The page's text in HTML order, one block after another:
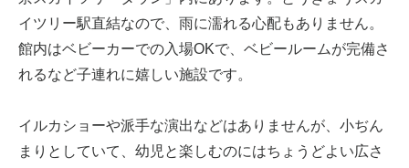
イツリー駅直結なので、雨に濡れる心配もありません。
館内はベビーカーでの入場OKで、ベビールームが完備さ
れるなど子連れに嬉しい施設です。
イルカショーや派手な演出などはありませんが、小ぢん
まりとしていて、幼児と楽しむのにはちょうどよい広さ